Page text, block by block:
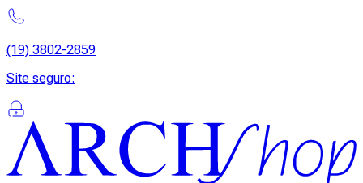
(19) 3802-2859
Site seguro: